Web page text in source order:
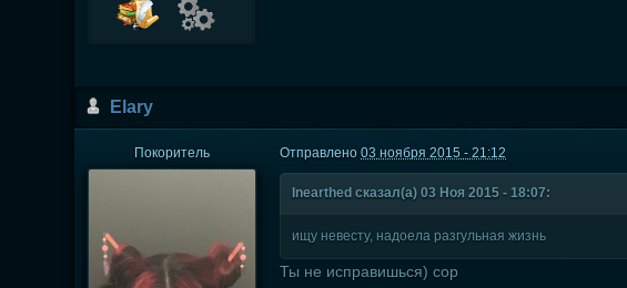
Elary
Покоритель Отправлено03 ноября 2015 - 21:12
Inearthed сказал(а) 03 Ноя 2015 - 18:07:
ищу невесту, надоела разгульная жизнь
Ты не исправишься) сор